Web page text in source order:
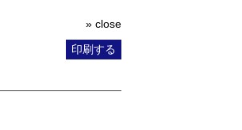
» close
印刷する